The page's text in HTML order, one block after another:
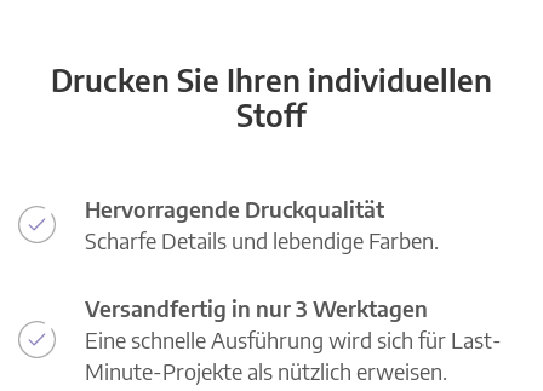
Drucken Sie Ihren individuellen
Stoff
Hervorragende Druckqualität
Scharfe Details und lebendige Farben.
Versandfertig in nur 3 Werktagen
Eine schnelle Ausführung wird sich für Last-
Minute-Projekte als nützlich erweisen.